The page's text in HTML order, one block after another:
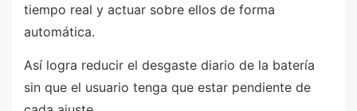
tiempo real y actuar sobre ellos de forma
automática.
Así logra reducir el desgaste diario de la batería
sin que el usuario tenga que estar pendiente de